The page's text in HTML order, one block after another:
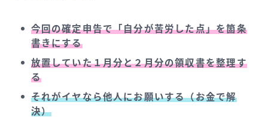
今回の確定申告で「自分が苦労した点」を箇条
書きにする
放置していた１月分と２月分の領収書を整理す
る
それがイヤなら他人にお願いする（お金で解
決）